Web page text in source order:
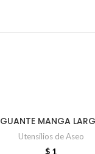
AÑADIR AL CARRITO
GUANTE MANGA
Utensilios de Aseo
$ 1